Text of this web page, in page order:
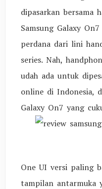
dipasarkan bersama
Samsung Galaxy
perdana dari lini
series. Nah,
udah ada untuk
online di Indonesia,
Galaxy On7 yang
One UI versi paling
tampilan antarmuka